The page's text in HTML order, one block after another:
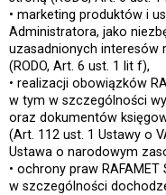
• marketing produktów i
Administratora, jako
uzasadnionych interesów
(RODO, Art. 6 ust. 1 lit f),
• realizacji obowiązków
w tym w szczególności
oraz dokumentów
(Art. 112 ust. 1 Ustawy o
Ustawa o narodowym
• ochrony praw
w szczególności